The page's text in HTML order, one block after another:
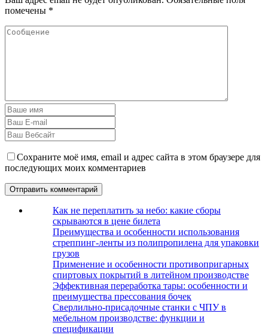
помечены *
Сохраните моё имя, email и адрес сайта в этом браузере для
последующих моих комментариев
Как не переплатить за небо: какие сборы
скрываются в цене билета
Преимущества и особенности использования
стреппинг-ленты из полипропилена для упаковки
грузов
Применение и особенности противопригарных
спиртовых покрытий в литейном производстве
Эффективная переработка тары: особенности и
преимущества прессования бочек
Сверлильно-присадочные станки с ЧПУ в
мебельном производстве: функции и
спецификации